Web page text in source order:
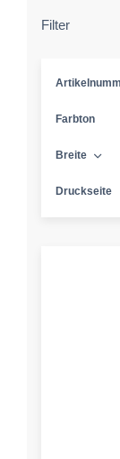
Filter
Farbton
Breite
Druckseite